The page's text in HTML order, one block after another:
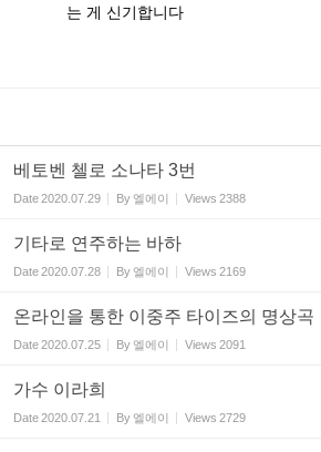
는 게 신기합니다
베토벤 첼로 소나타 3번
Date2020.07.29 By엘에이 Views 2388
기타로 연주하는 바하
Date2020.07.28 By엘에이 Views 2169
온라인을 통한 이중주 타이즈의 명상곡
Date2020.07.25 By엘에이 Views 2091
가수 이라희
Date2020.07.21 By엘에이 Views 2729